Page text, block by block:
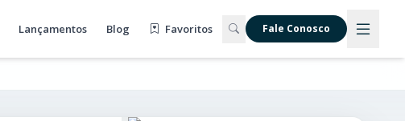
Lançamentos Blog Favoritos Fale Conosco